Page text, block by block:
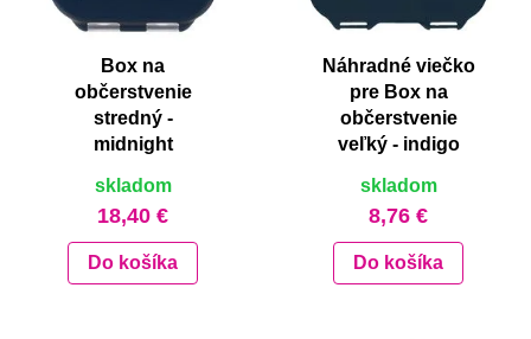
Box na
občerstvenie
stredný -
midnight
skladom
18,40 €
Do košíka
Náhradné viečko
pre Box na
občerstvenie
veľký - indigo
skladom
8,76 €
Do košíka